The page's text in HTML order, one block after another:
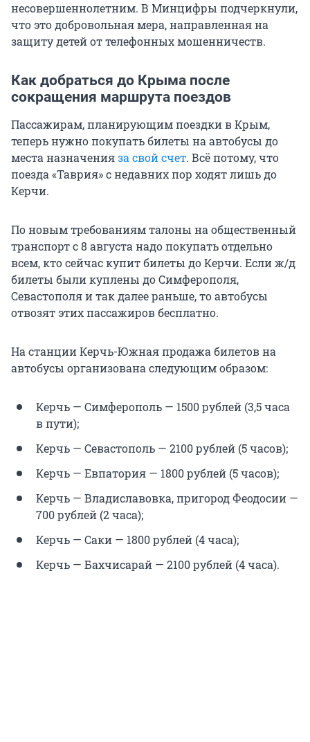
несовершеннолетним. В Минцифры подчеркнули,
что это добровольная мера, направленная на
защиту детей от телефонных мошенничеств.
Как добраться до Крыма после
сокращения маршрута поездов
Пассажирам, планирующим поездки в Крым,
теперь нужно покупать билеты на автобусы до
места назначенияза свой счет. Всё потому, что
поезда «Таврия» с недавних пор ходят лишь до
Керчи.
По новым требованиям талоны на общественный
транспорт с 8 августа надо покупать отдельно
всем, кто сейчас купит билеты до Керчи. Если ж/д
билеты были куплены до Симферополя,
Севастополя и так далее раньше, то автобусы
отвозят этих пассажиров бесплатно.
На станции Керчь-Южная продажа билетов на
автобусы организована следующим образом:
Керчь — Симферополь — 1500 рублей (3,5 часа
в пути);
Керчь — Севастополь — 2100 рублей (5 часов);
Керчь — Евпатория — 1800 рублей (5 часов);
Керчь — Владиславовка, пригород Феодосии —
700 рублей (2 часа);
Керчь — Саки — 1800 рублей (4 часа);
Керчь — Бахчисарай — 2100 рублей (4 часа).